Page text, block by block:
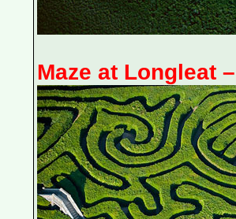
Maze at Longleat